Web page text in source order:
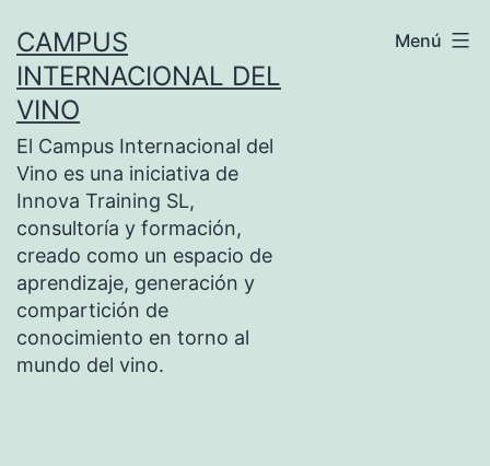
contenido
CAMPUS
INTERNACIONAL DEL
VINO
El Campus Internacional del
Vino es una iniciativa de
Innova Training SL,
consultoría y formación,
creado como un espacio de
aprendizaje, generación y
compartición de
conocimiento en torno al
mundo del vino.
Menú